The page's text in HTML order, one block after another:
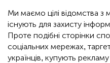
Ми маємо цілі відомства з
існують для захисту
Проте подібні сторінки
соціальних мережах,
українців, купують